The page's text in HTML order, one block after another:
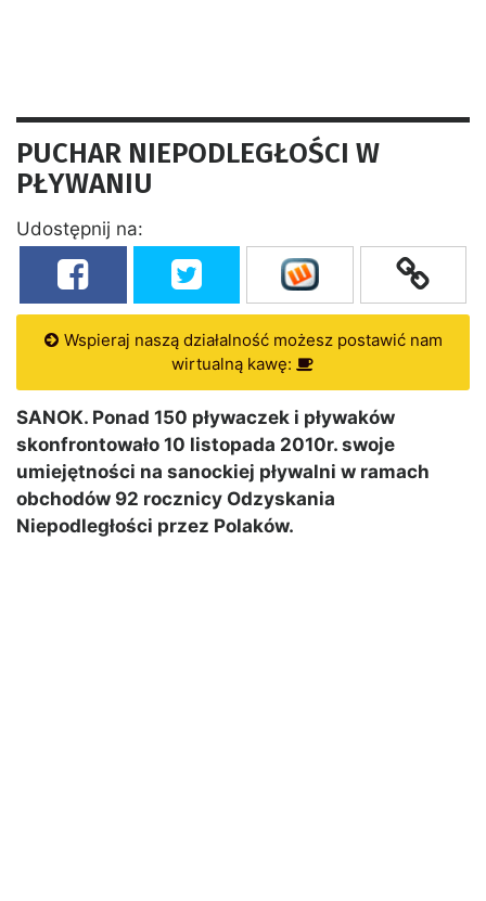
PUCHAR NIEPODLEGŁOŚCI W
PŁYWANIU
Udostępnij na:
Wspieraj naszą działalność możesz postawić nam
wirtualną kawę:
SANOK. Ponad 150 pływaczek i pływaków
skonfrontowało 10 listopada 2010r. swoje
umiejętności na sanockiej pływalni w ramach
obchodów 92 rocznicy Odzyskania
Niepodległości przez Polaków.